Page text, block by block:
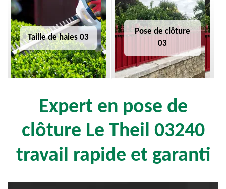
Taille de haies 03
Pose de clôture
03
Expert en pose de
clôture Le Theil 03240
travail rapide et garanti